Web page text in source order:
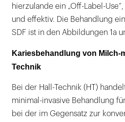
hierzulande ein „Off-Label-
und effektiv. Die Behandlung
SDF ist in den Abbildungen 1a
Kariesbehandlung von Milch-
Technik
Bei der Hall-Technik (HT)
minimal-invasive Behandlung
bei der im Gegensatz zur